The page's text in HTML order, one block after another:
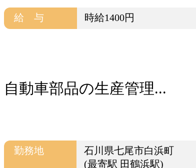
給 与 時給1400円
自動車部品の生産管理...
勤務地
石川県七尾市白浜町
(最寄駅 田鶴浜駅)